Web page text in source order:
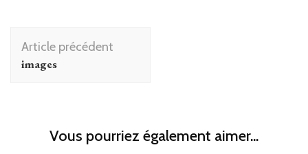
Navigation
d'article
Article précédent
images
Vous pourriez également aimer...